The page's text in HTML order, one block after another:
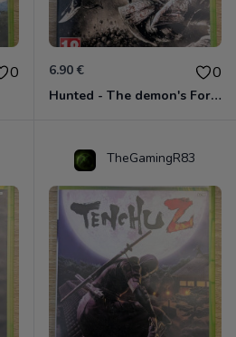
0 6.90 € 0
Hunted - The demon's Forge Xbox 360 (Complet CIB)
TheGamingR83